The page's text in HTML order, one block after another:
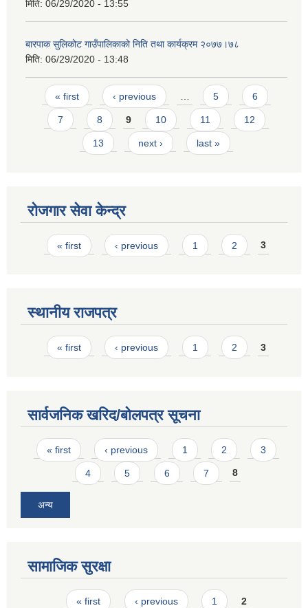
मिति: 06/29/2020 - 13:55
बारपाक सुलिकोट गाउँपालिकाको निति तथा कार्यक्रम २०७७।७८
मिति: 06/29/2020 - 13:48
Pages
« first ‹ previous 5 6
7 8 9 10 11 12
13 next › last »
रोजगार सेवा केन्द्र
Pages
« first ‹ previous 1 2 3
स्थानीय राजपत्र
Pages
« first ‹ previous 1 2 3
सार्वजनिक खरिद/बोलपत्र सूचना
Pages
« first ‹ previous 1 2 3
4 5 6 7 8
अन्य
सामाजिक सुरक्षा
Pages« first ‹ previous 1 2